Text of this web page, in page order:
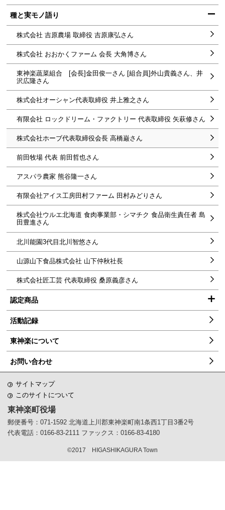
ュ
種と実モノ語り
株式会社 吉原農場 取締役 吉原康弘さん
株式会社 おおかくファーム 会長 大角博さん
東神楽蔬菜組合 [会長]金田俊一さん [組合員]外山貴義さん、井
沢広隆さん
株式会社オーシャン代表取締役 井上雅之さん
有限会社 ロックドリーム・ファクトリー 代表取締役 矢萩修さん
株式会社ホーブ代表取締役会長 高橋巌さん
前田牧場 代表 前田哲也さん
アスパラ農家 熊谷隆一さん
有限会社アイス工房田村ファーム 田村みどりさん
株式会社ウルエ北海道 食肉事業部・シマチク 食品衛生責任者 島
田豊進さん
北川能園3代目北川智悠さん
山源山下食品株式会社 山下仲秋社長
株式会社匠工芸 代表取締役 桑原義彦さん
認定商品
雪アスパラ
ブルーベリージャム
ドレッシング「月刊生ドレ」
ミネラルほうれん草
ミネラル水菜
チョコレート「Docolat（ドコラ）」
活動記録
東神楽について
お問い合わせ
サイトマップ
このサイトについて
東神楽町役場
郵便番号：071-1592 北海道上川郡東神楽町南1条西1丁目3番2号
代表電話：0166-83-2111 ファックス：0166-83-4180
©2017 HIGASHIKAGURA Town